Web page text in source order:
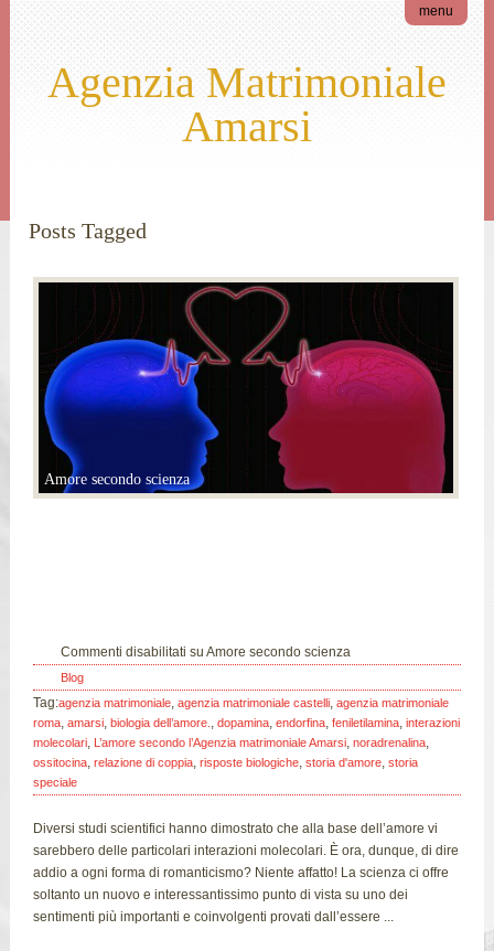
menu
Agenzia Matrimoniale
Amarsi
Posts Tagged
matrimoniale Amarsi
Amore secondo scienza
Commenti disabilitati su Amore secondo scienza
Blog
Tag:agenzia matrimoniale ,agenzia matrimoniale castelli ,agenzia matrimoniale
roma ,amarsi ,biologia dell’amore. ,dopamina ,endorfina ,feniletilamina ,interazioni
molecolari L’amore secondo l’Agenzia matrimoniale Amarsi ,noradrenalina
ossitocina ,relazione di coppia ,risposte biologiche ,storia d'amore ,storia
speciale
Diversi studi scientifici hanno dimostrato che alla base dell’amore vi
sarebbero delle particolari interazioni molecolari. È ora, dunque, di dire
addio a ogni forma di romanticismo? Niente affatto! La scienza ci offre
soltanto un nuovo e interessantissimo punto di vista su uno dei
sentimenti più importanti e coinvolgenti provati dall’essere ...